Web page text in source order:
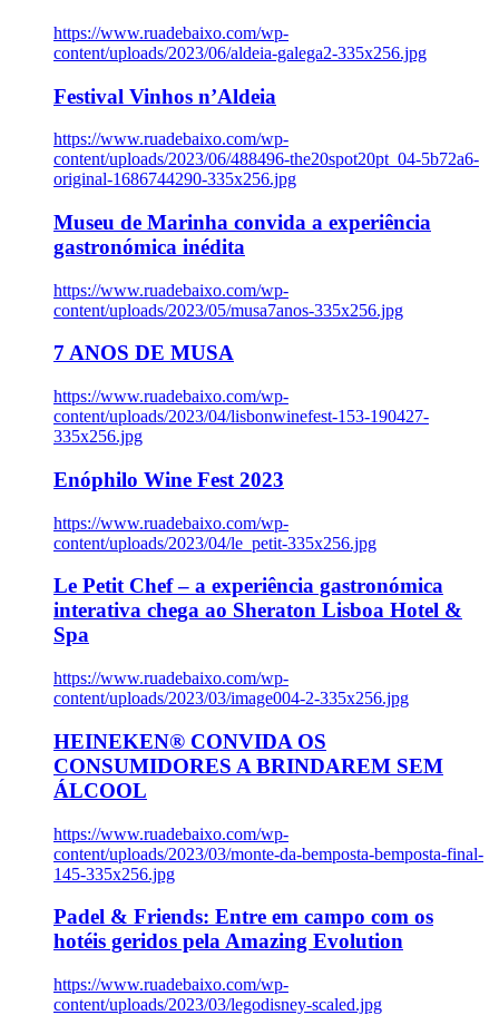
https://www.ruadebaixo.com/wp-
content/uploads/2023/06/aldeia-galega2-335x256.jpg
Festival Vinhos n’Aldeia
https://www.ruadebaixo.com/wp-
content/uploads/2023/06/488496-the20spot20pt_04-5b72a6-
original-1686744290-335x256.jpg
Museu de Marinha convida a experiência
gastronómica inédita
https://www.ruadebaixo.com/wp-
content/uploads/2023/05/musa7anos-335x256.jpg
7 ANOS DE MUSA
https://www.ruadebaixo.com/wp-
content/uploads/2023/04/lisbonwinefest-153-190427-
335x256.jpg
Enóphilo Wine Fest 2023
https://www.ruadebaixo.com/wp-
content/uploads/2023/04/le_petit-335x256.jpg
Le Petit Chef – a experiência gastronómica
interativa chega ao Sheraton Lisboa Hotel &
Spa
https://www.ruadebaixo.com/wp-
content/uploads/2023/03/image004-2-335x256.jpg
HEINEKEN® CONVIDA OS
CONSUMIDORES A BRINDAREM SEM
ÁLCOOL
https://www.ruadebaixo.com/wp-
content/uploads/2023/03/monte-da-bemposta-bemposta-final-
145-335x256.jpg
Padel & Friends: Entre em campo com os
hotéis geridos pela Amazing Evolution
https://www.ruadebaixo.com/wp-
content/uploads/2023/03/legodisney-scaled.jpg